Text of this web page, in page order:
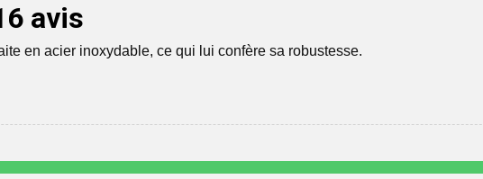
avis
en acier inoxydable, ce qui lui confère sa robustesse.